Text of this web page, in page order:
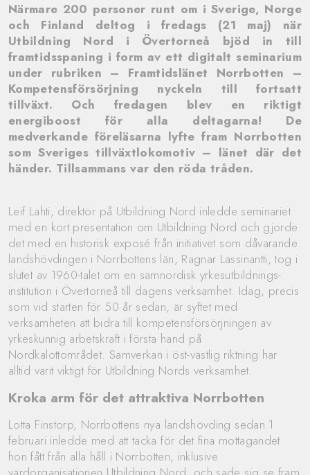
Närmare 200 personer runt om i Sverige, Norge
och Finland deltog i fredags (21 maj) när
Utbildning Nord i Övertorneå bjöd in till
framtidsspaning i form av ett digitalt seminarium
under rubriken – Framtidslänet Norrbotten –
Kompetensförsörjning nyckeln till fortsatt
tillväxt. Och fredagen blev en riktigt
energiboost för alla deltagarna! De
medverkande föreläsarna lyfte fram Norrbotten
som Sveriges tillväxtlokomotiv – länet där det
händer. Tillsammans var den röda tråden.
Leif Lahti, direktör på Utbildning Nord inledde seminariet
med en kort presentation om Utbildning Nord och gjorde
det med en historisk exposé från initiativet som dåvarande
landshövdingen i Norrbottens län, Ragnar Lassinantti, tog i
slutet av 1960-talet om en samnordisk yrkesutbildnings-
institution i Övertorneå till dagens verksamhet. Idag, precis
som vid starten för 50 år sedan, är syftet med
verksamheten att bidra till kompetensförsörjningen av
yrkeskunnig arbetskraft i första hand på
Nordkalottområdet. Samverkan i öst-västlig riktning har
alltid varit viktigt för Utbildning Nords verksamhet.
Kroka arm för det attraktiva Norrbotten
Lotta Finstorp, Norrbottens nya landshövding sedan 1
februari inledde med att tacka för det fina mottagandet
hon fått från alla håll i Norrbotten, inklusive